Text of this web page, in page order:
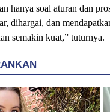
hanya soal aturan dan
dihargai, dan
semakin kuat,” tuturnya.